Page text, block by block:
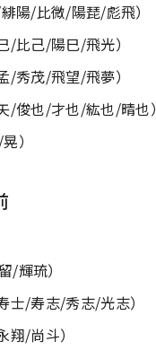
陽/比微/陽琵/彪飛）
比己/陽巳/飛光）
秀茂/飛望/飛夢）
/俊也/才也/紘也/晴也）
）
輝琉）
/寿志/秀志/光志）
/尚斗）